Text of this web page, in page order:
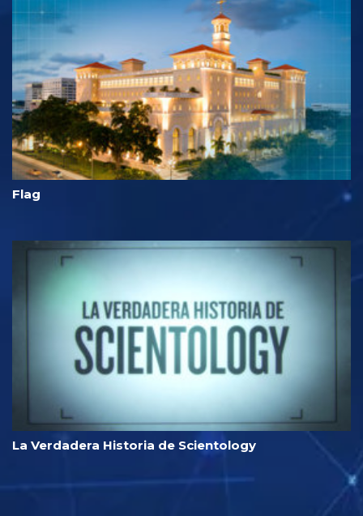
Flag
La Verdadera Historia de Scientology